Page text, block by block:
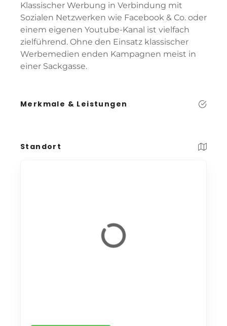
Klassischer Werbung in Verbindung mit
Sozialen Netzwerken wie Facebook & Co. oder
einem eigenen Youtube-Kanal ist vielfach
zielführend. Ohne den Einsatz klassischer
Werbemedien enden Kampagnen meist in
einer Sackgasse.
Merkmale & Leistungen
Standort